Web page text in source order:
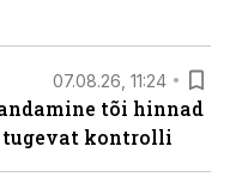
07.08.26, 11:24
tõi hinnad
tugevat kontrolli